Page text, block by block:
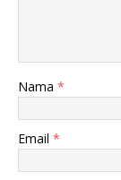
Nama *
Email *